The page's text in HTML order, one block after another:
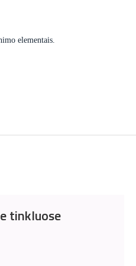
elementais.
tinkluose